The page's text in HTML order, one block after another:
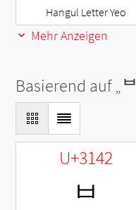
Hangul Letter Yeo
Mehr Anzeigen
Basierend auf „ᄇ
U+3142
ㅂ